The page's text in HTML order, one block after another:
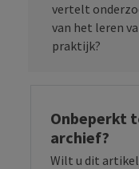
vertelt
van het leren
praktijk?
Onbeperkt
archief?
Wilt u dit